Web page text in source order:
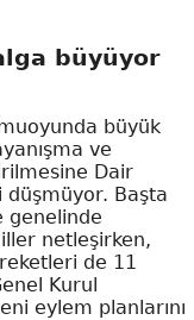
büyüyor
büyük
ve
Dair
düşmüyor. Başta
genelinde
netleşirken,
de 11
Kurul
eylem planlarını